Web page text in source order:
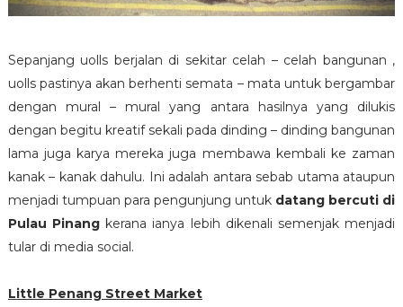
Sepanjang uolls berjalan di sekitar celah – celah bangunan ,
uolls pastinya akan berhenti semata – mata untuk bergambar
dengan mural – mural yang antara hasilnya yang dilukis
dengan begitu kreatif sekali pada dinding – dinding bangunan
lama juga karya mereka juga membawa kembali ke zaman
kanak – kanak dahulu. Ini adalah antara sebab utama ataupun
menjadi tumpuan para pengunjung untuk datang bercuti di
Pulau Pinang kerana ianya lebih dikenali semenjak menjadi
tular di media social.
Little Penang Street Market